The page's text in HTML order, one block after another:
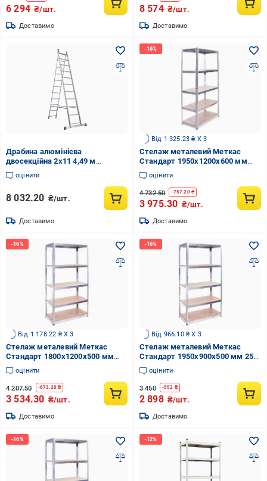
6 294 ₴/шт.
Доставимо
8 574 ₴/шт.
Доставимо
Драбина алюмінієва
двосекційна 2х11 4,49 м
(15123650)
оцінити
8 032.20 ₴/шт.
Доставимо
Від 1 325.23 ₴ X 3
Стелаж металевий Меткас
Стандарт 1950x1200x600 мм
250 кг/полку ДСП/МДФ (СТ-18)
оцінити
4 732.50 -757.20₴
3 975.30 ₴/шт.
Доставимо
Від 1 178.22 ₴ X 3
Стелаж металевий Меткас
Стандарт 1800x1200x500 мм
250 кг/полку ДСП/МДФ (СТ-8)
оцінити
4 207.50 -673.20 ₴
3 534.30 ₴/шт.
Доставимо
Від 966.10 ₴ X 3
Стелаж металевий Меткас
Стандарт 1950x900x500 мм 250
кг/полку ДСП/МДФ (СТ-11)
оцінити
3 450 -552 ₴
2 898 ₴/шт.
Доставимо